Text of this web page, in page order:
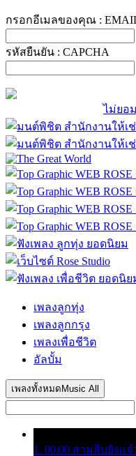
กรอกอีเมลของคุณ :
รหัสยืนยัน : CAPCHA
ไม่ยอ
เพลงลูกทุ่ง
เพลงลูกกรุง
เพลงเพื่อชีวิต
อัลบั้ม
เพลงทั้งหมด Music All
1. 00:00 สามสิบยังแ